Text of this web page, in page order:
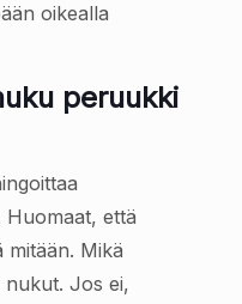
oikealla
peruukki
Huomaat, että
mitään. Mikä
Jos ei,